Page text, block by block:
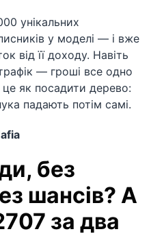
унікальних
у моделі — і вже
від її доходу. Навіть
— гроші все одно
як посадити дерево:
падають потім самі.
без
шансів? А
за два